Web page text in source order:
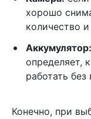
хорошо
количество
Аккумулятор:
определяет,
работать без
Конечно, при